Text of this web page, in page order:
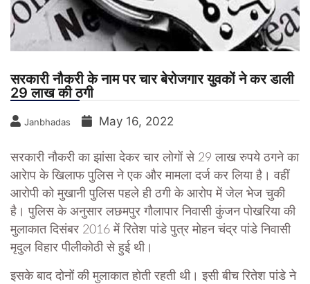
सरकारी नौकरी के नाम पर चार बेरोजगार युवकों ने कर डाली
29 लाख की ठगी
Janbhadas May 16, 2022
सरकारी नौकरी का झांसा देकर चार लोगों से 29 लाख रुपये ठगने का
आरेाप के खिलाफ पुलिस ने एक और मामला दर्ज कर लिया है। वहीं
आरोपी को मुखानी पुलिस पहले ही ठगी के आरोप में जेल भेज चुकी
है। पुलिस के अनुसार लछमपुर गौलापार निवासी कुंजन पोखरिया की
मुलाकात दिसंबर 2016 में रितेश पांडे पुत्र मोहन चंद्र पांडे निवासी
मृदुल विहार पीलीकोठी से हुई थी।
इसके बाद दोनों की मुलाकात होती रहती थी। इसी बीच रितेश पांडे ने